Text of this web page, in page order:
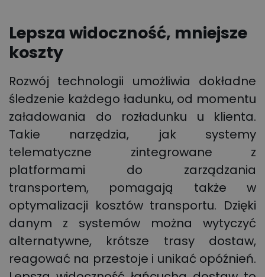
Lepsza widoczność, mniejsze
koszty
Rozwój technologii umożliwia dokładne
śledzenie każdego ładunku, od momentu
załadowania do rozładunku u klienta.
Takie narzędzia, jak systemy
telematyczne zintegrowane z
platformami do zarządzania
transportem, pomagają także w
optymalizacji kosztów transportu. Dzięki
danym z systemów można wytyczyć
alternatywne, krótsze trasy dostaw,
reagować na przestoje i unikać opóźnień.